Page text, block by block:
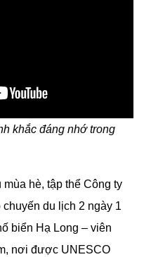
khắc đáng nhớ trong
hè, tập thể Công ty
du lịch 2 ngày 1
biển Hạ Long – viên
nơi được UNESCO